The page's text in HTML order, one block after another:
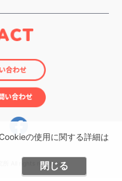
の使用に関する詳細は
閉じる
所 All rights reserved.